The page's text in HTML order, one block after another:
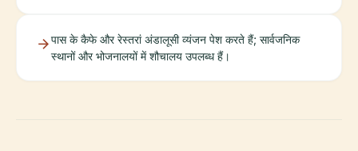
पास के कैफे और रेस्तरां अंडालूसी व्यंजन पेश करते हैं; सार्वजनिक
स्थानों और भोजनालयों में शौचालय उपलब्ध हैं।